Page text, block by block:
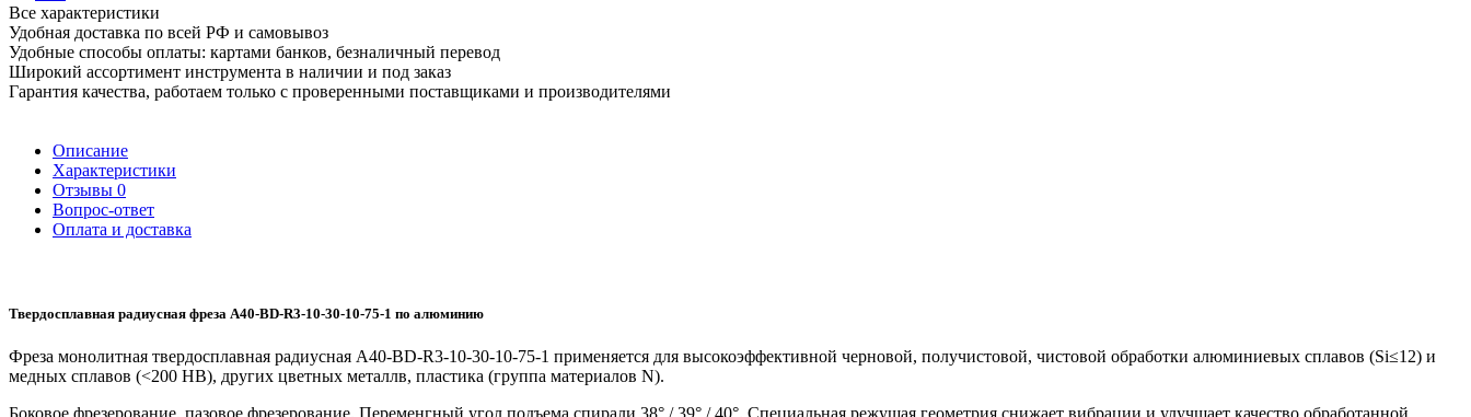
Все характеристики
Удобная доставка по всей РФ и самовывоз
Удобные способы оплаты: картами банков, безналичный перевод
Широкий ассортимент инструмента в наличии и под заказ
Гарантия качества, работаем только с проверенными поставщиками и производителями
Описание
Характеристики
Отзывы 0
Вопрос-ответ
Оплата и доставка
Твердосплавная радиусная фреза A40-BD-R3-10-30-10-75-1 по алюминию
Фреза монолитная твердосплавная радиусная A40-BD-R3-10-30-10-75-1 применяется для высокоэффективной черновой, получистовой, чистовой обработки алюминиевых сплавов (Si≤12) и
медных сплавов (<200 HB), других цветных металлв, пластика (группа материалов N).